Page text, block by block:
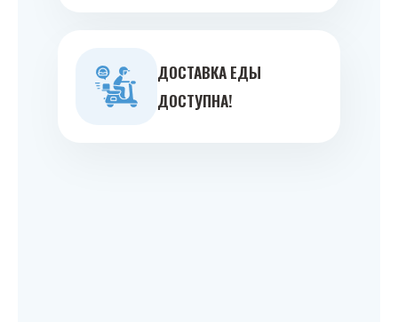
ДОСТАВКА ЕДЫ
ДОСТУПНА!